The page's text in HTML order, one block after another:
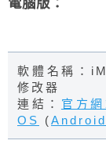
電腦版：
軟體名稱：
修改器
連結： 官方網
OS
(Android